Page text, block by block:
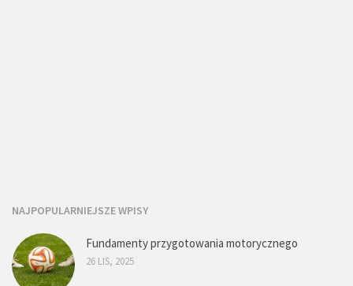
NAJPOPULARNIEJSZE WPISY
Fundamenty przygotowania motorycznego
26 LIS, 2025